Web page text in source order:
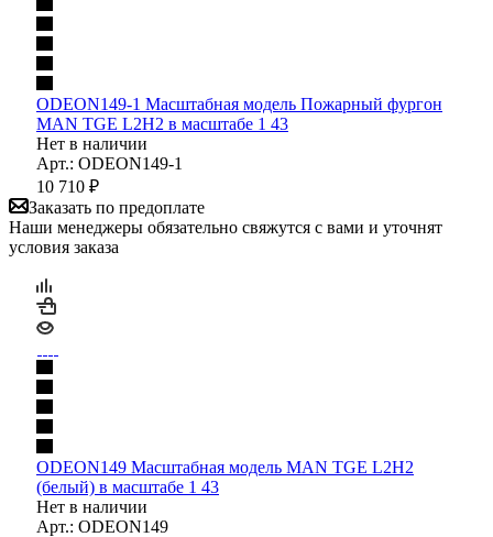
ODEON149-1 Масштабная модель Пожарный фургон
MAN TGE L2H2 в масштабе 1 43
Нет в наличии
Арт.: ODEON149-1
10 710 ₽
Заказать по предоплате
Наши менеджеры обязательно свяжутся с вами и уточнят
условия заказа
ODEON149 Масштабная модель MAN TGE L2H2
(белый) в масштабе 1 43
Нет в наличии
Арт.: ODEON149